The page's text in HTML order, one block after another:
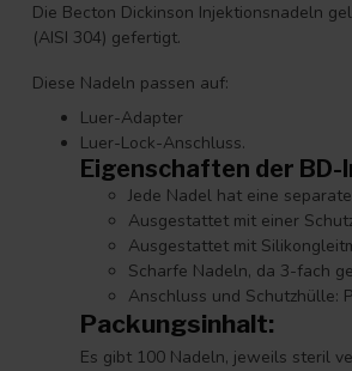
Die Becton Dickinson Injektionsnadeln
(AISI 304) gefertigt.
Diese Nadeln passen auf:
Luer-Adapter
Luer-Lock-Anschluss.
Eigenschaften der
Jede Nadel hat eine
Ausgestattet mit einer
Ausgestattet mit
Scharfe Nadeln, da 3-fach
Anschluss und Schutzhülle:
Packungsinhalt:
Es gibt 100 Nadeln, jeweils steril